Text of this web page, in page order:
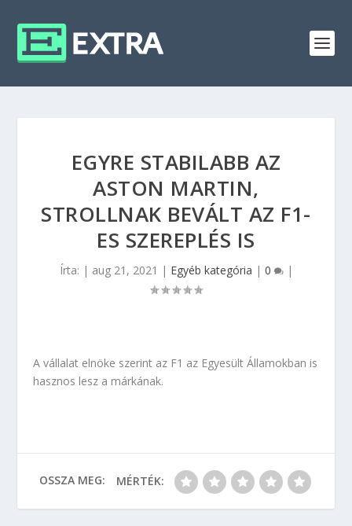
EGYRE STABILABB AZ
ASTON MARTIN,
STROLLNAK BEVÁLT AZ F1-
ES SZEREPLÉS IS
Írta: | aug 21, 2021 | Egyéb kategória | 0 |
A vállalat elnöke szerint az F1 az Egyesült Államokban is
hasznos lesz a márkának.
OSSZA MEG: MÉRTÉK: